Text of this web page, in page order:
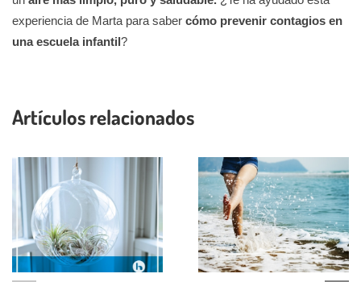
experiencia de Marta para saber cómo prevenir contagios en
una escuela infantil?
Artículos relacionados